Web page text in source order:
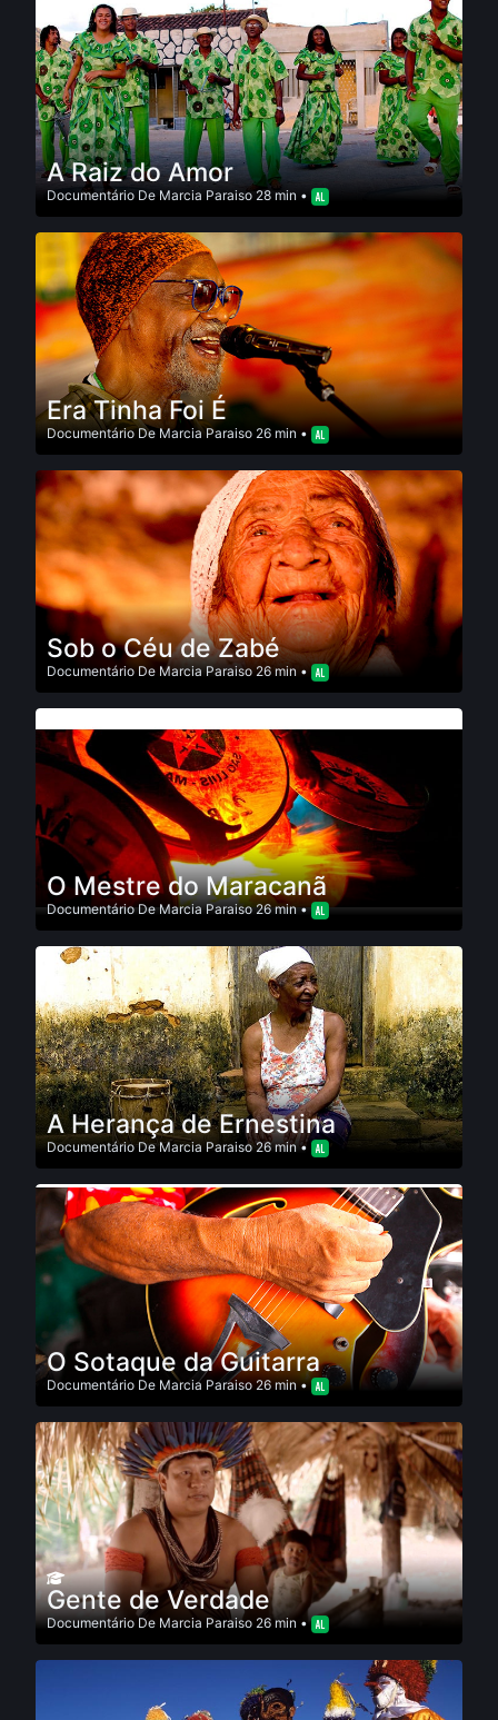
A Raiz do Amor
Documentário DeMarcia Paraiso 28 min •
Era Tinha Foi É
DocumentárioDeMarcia Paraiso 26 min •
Sob o Céu de Zabé
DocumentárioDe Marcia Paraiso26 min •
O Mestre do Maracanã
DocumentárioDeMarcia Paraiso26 min •
A Herança de Ernestina
DocumentárioDeMarcia Paraiso26 min •
O Sotaque da Guitarra
Documentário De Marcia Paraiso26 min •
Gente de Verdade
Documentário De Marcia Paraiso 26 min •